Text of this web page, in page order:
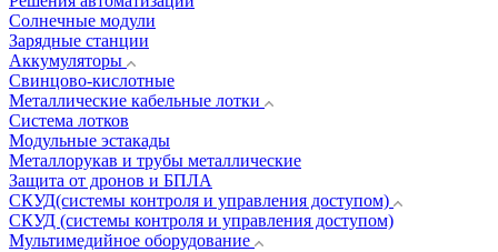
Солнечные модули
Зарядные станции
Аккумуляторы
Свинцово-кислотные
Металлические кабельные лотки
Система лотков
Модульные эстакады
Металлорукав и трубы металлические
Защита от дронов и БПЛА
СКУД(системы контроля и управления доступом)
СКУД (системы контроля и управления доступом)
Мультимедийное оборудование